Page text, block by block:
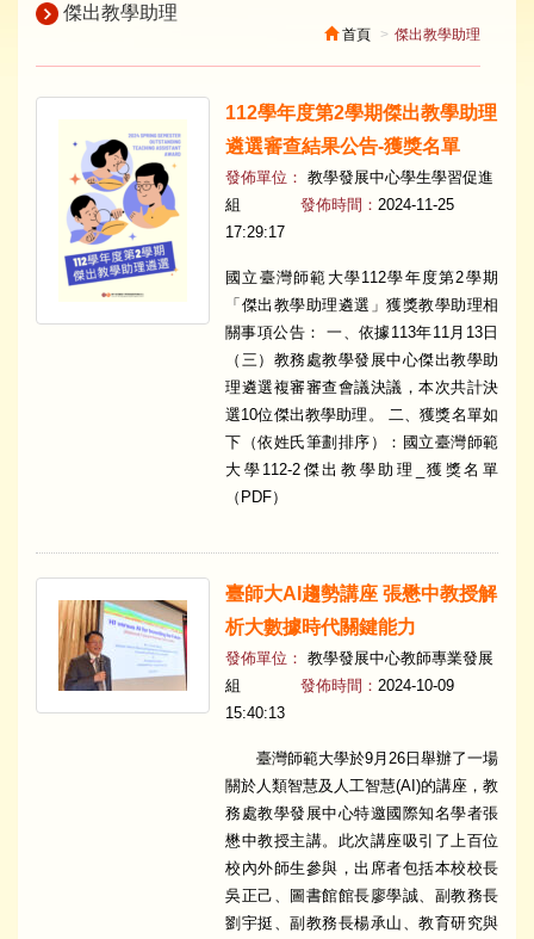
傑出教學助理
首頁 傑出教學助理
112學年度第2學期傑出教學助理
遴選審查結果公告-獲獎名單
發佈單位： 教學發展中心學生學習促進
組
發佈時間： 2024-11-25
17:29:17
國立臺灣師範大學112學年度第2學期
「傑出教學助理遴選」獲獎教學助理相
關事項公告： 一、依據113年11月13日
（三）教務處教學發展中心傑出教學助
理遴選複審審查會議決議，本次共計決
選10位傑出教學助理。 二、獲獎名單如
下（依姓氏筆劃排序）：國立臺灣師範
大學112-2傑出教學助理_獲獎名單
（PDF）
臺師大AI趨勢講座 張懋中教授解
析大數據時代關鍵能力
發佈單位： 教學發展中心教師專業發展
組
發佈時間： 2024-10-09
15:40:13
臺灣師範大學於9月26日舉辦了一場
關於人類智慧及人工智慧(AI)的講座，教
務處教學發展中心特邀國際知名學者張
懋中教授主講。此次講座吸引了上百位
校內外師生參與，出席者包括本校校長
吳正己、圖書館館長廖學誠、副教務長
劉宇挺、副教務長楊承山、教育研究與